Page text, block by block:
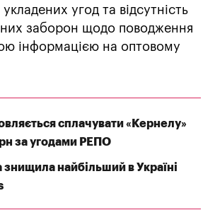
угод та відсутність
заборон щодо поводження
інформацією на оптовому
сплачувати «Кернелу»
за угодами РЕПО
знищила найбільший в Україні